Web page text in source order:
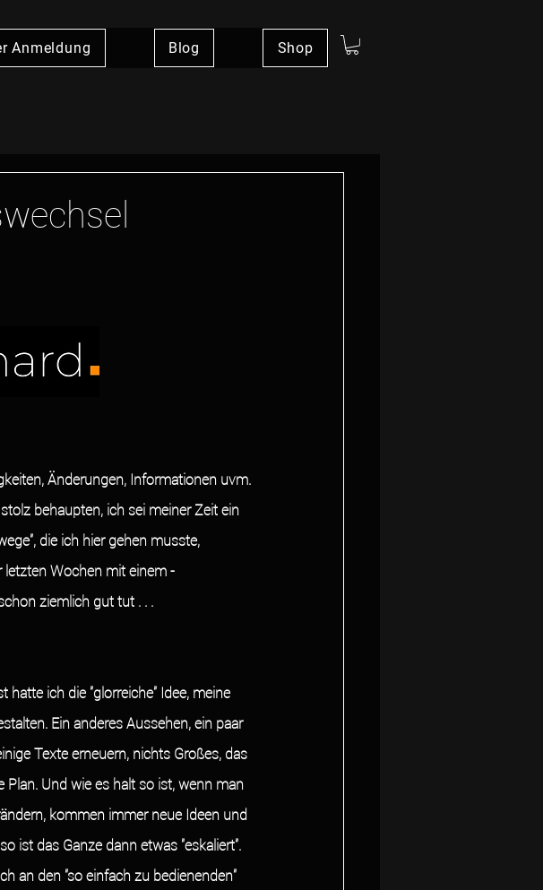
Anmeldung Blog Shop
Änderungen, Informationen uvm.
behaupten, ich sei meiner Zeit ein
die ich hier gehen musste,
letzten Wochen mit einem -
ziemlich gut tut . . .
hatte ich die "glorreiche" Idee, meine
Ein anderes Aussehen, ein paar
Texte erneuern, nichts Großes, das
Plan. Und wie es halt so ist, wenn man
kommen immer neue Ideen und
ist das Ganze dann etwas "eskaliert".
an den "so einfach zu bedienenden"